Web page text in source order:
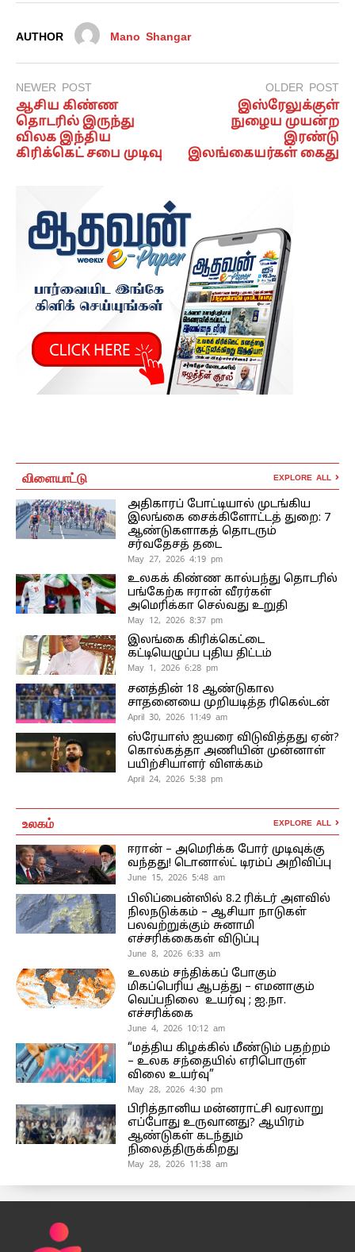
AUTHOR Mano Shangar
NEWER POST
ஆசிய கிண்ண
தொடரில் இருந்து
விலக இந்திய
கிரிக்கெட் சபை முடிவு
OLDER POST
இஸ்ரேலுக்குள்
நுழைய முயன்ற
இரண்டு
இலங்கையர்கள் கைது
விளையாட்டு EXPLORE ALL
அதிகாரப் போட்டியால் முடங்கிய
இலங்கை சைக்கிளோட்டத் துறை: 7
ஆண்டுகளாகத் தொடரும்
சர்வதேசத் தடை
May 27, 2026 4:19 pm
உலகக் கிண்ண கால்பந்து தொடரில்
பங்கேற்க ஈரான் வீரர்கள்
அமெரிக்கா செல்வது உறுதி
May 12, 2026 8:37 pm
இலங்கை கிரிக்கெட்டை
கட்டியெழுப்ப புதிய திட்டம்
May 1, 2026 6:28 pm
சனத்தின் 18 ஆண்டுகால
சாதனையை முறியடித்த ரிகெல்டன்
April 30, 2026 11:49 am
ஸ்ரேயாஸ் ஐயரை விடுவித்தது ஏன்?
கொல்கத்தா அணியின் முன்னாள்
பயிற்சியாளர் விளக்கம்
April 24, 2026 5:38 pm
உலகம் EXPLORE ALL
ஈரான் – அமெரிக்க போர் முடிவுக்கு
வந்தது! டொனால்ட் டிரம்ப் அறிவிப்பு
June 15, 2026 5:48 am
பிலிப்பைன்ஸில் 8.2 ரிக்டர் அளவில்
நிலநடுக்கம் – ஆசியா நாடுகள்
பலவற்றுக்கும் சுனாமி
எச்சரிக்கைகள் விடுப்பு
June 8, 2026 6:33 am
உலகம் சந்திக்கப் போகும்
மிகப்பெரிய ஆபத்து – எமனாகும்
வெப்பநிலை உயர்வு ; ஐ.நா.
எச்சரிக்கை
June 4, 2026 10:12 am
“மத்திய கிழக்கில் மீண்டும் பதற்றம்
– உலக சந்தையில் எரிபொருள்
விலை உயர்வு”
May 28, 2026 4:30 pm
பிரித்தானிய மன்னராட்சி வரலாறு
எப்போது உருவானது? ஆயிரம்
ஆண்டுகள் கடந்தும்
நிலைத்திருக்கிறது
May 28, 2026 11:38 am